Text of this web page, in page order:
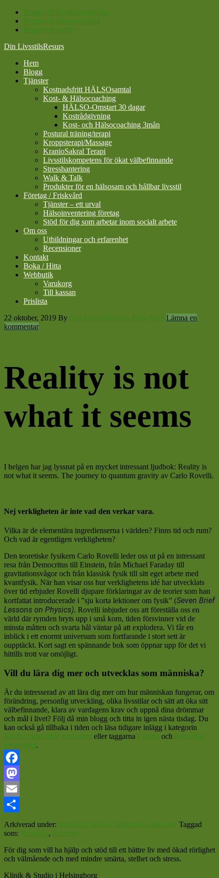
Hoppa till huvudnavigering
Hoppa till huvudinnehåll
Hoppa till sidfot
Din LivsstilsResurs
Hem
Blogg
Tjänster
Kostnadsfritt HÄLSOsamtal
Kost- & Hälsocoaching
HÄLSO-Omstart 30 dagar
Kostrådgivning
Kost- och Hälsocoaching 3mån
Postural träning/terapi
Kroppsterapi/Massage
KranioSakral Terapi
Livsstilskompetens för ökat välbefinnande
Stresshantering
Walk & Talk
Produkter för en hälsosam och hållbar livsstil
Företag / Friskvård
Tjänster – ett urval
Hälsoinventering företag
Stöd för dig som arbetar inom socialt arbete
Om oss
Utbildningar och erfarenhet
Recensioner
Kontakt
Boka / Hitta
Webbutik
Varukorg
Till kassan
Prislista
22 oktober, 2019 By Din LivsstilsResurs Nina Plato Lämna en
kommentar
Reality is not
what it seems
I helgen har jag lyssnat på en mycket intressant ljudbok: Reality is
not what it seems. The journey to quantum gravity av Carlo Rovelli.
Nej verkligheten är inte vad den verkar vara.
Vilka är de elementära ingredienserna i världen? Finns tid och rum?
Och vad är egentligen verkligheten?
Den teoretiske fysikern Carlo Rovelli leder oss ut på en intressant
resa från Democritus till Einstein, från Michael Faraday till
gravitationsvågor och från klassisk fysik till sitt eget arbete med
kvantfysik. När han visar oss hur verklighetens idé har utvecklats
över tid erbjuder Rovelli djupare förklaringar av de teorier som han
kortfattat introducerade i ”sju korta lektioner om fysik” (Seven Brief
Lessons on Physics). Rovelli inbjuder oss att föreställa oss en
värld där rymden bryts upp i små korn, tiden försvinner vid de
minsta måtten och svarta hål väntar på att explodera. Vi får en
inblick i ett enormt universum som fortfarande i stort sett är
oupptäckt. Kort sagt en spännande bok som öppnar upp för det vi
hittills trott var omöjligt.
Vill du lära dig mer och utvecklas som människa?
Är du intresserad av att lära dig mer om hur människan fungerar, om
förändring, personlig utveckling, olika livsstilar och sätt att öka sitt
välbefinnande, klara av vardagens krav och uppnå dina drömmar
och mål i livet? Följ då min blogg och titta in igen nästa tisdag. Du
kan också gå tillbaka i tiden och läsa tidigare inlägg i kategorin
Böcker, tidskrifter, podcaster eller taggarna Lästips och Personlig
utveckling.
Facebook
Mastodon
Email
Dela
Arkiverad under: Kunskap: böcker, tidskrifter, podcaster Taggad
som: Kunskap, Resurser
För dig som vill ha hjälp och stöd till ett bättre liv med ökad rörlighet
och välmående och med mindre smärta, stelhet och stress.
Klinik & Studio i Helsingborg